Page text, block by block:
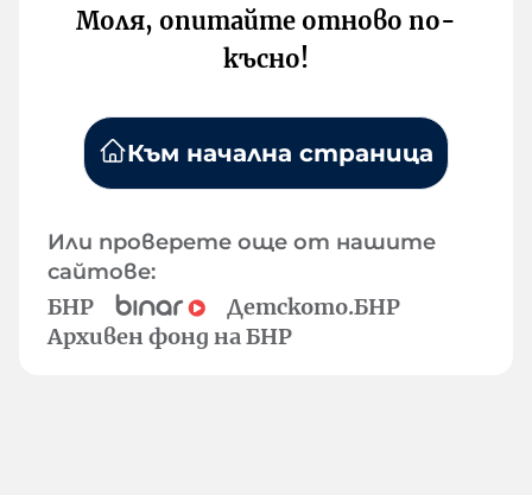
Моля, опитайте отново по-
късно!
Към начална страница
Или проверете още от нашите
сайтове:
БНР
Детското.БНР
Архивен фонд на БНР